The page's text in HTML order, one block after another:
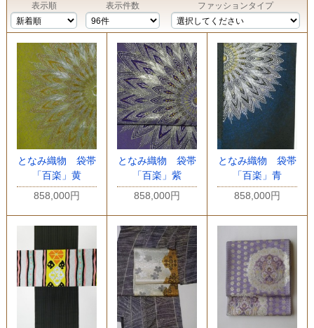
表示順
表示件数 ファッションタイプ
となみ織物 袋帯
「百楽」黄
858,000円
となみ織物 袋帯
「百楽」紫
858,000円
となみ織物 袋帯
「百楽」青
858,000円